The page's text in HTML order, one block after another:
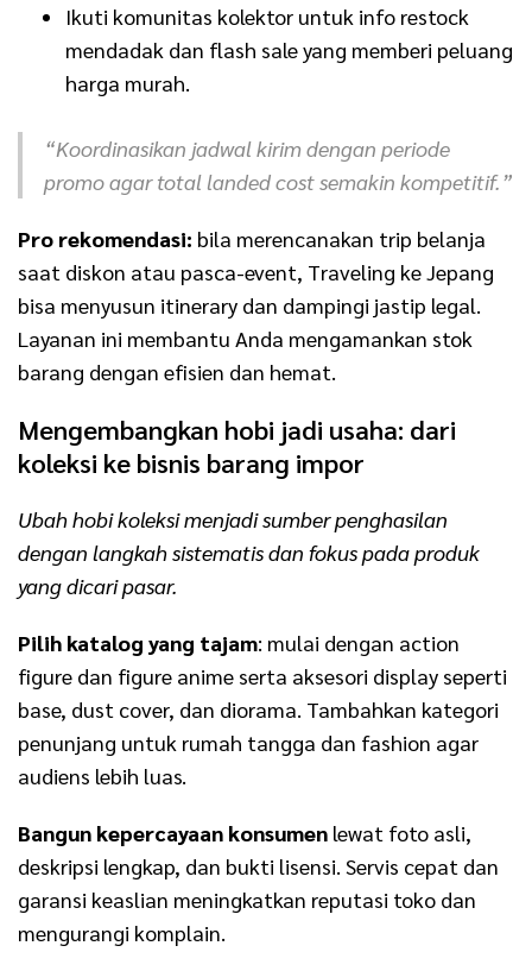
Ikuti komunitas kolektor untuk info restock
mendadak dan flash sale yang memberi peluang
harga murah.
“Koordinasikan jadwal kirim dengan periode
promo agar total landed cost semakin kompetitif.”
Pro rekomendasi: bila merencanakan trip belanja
saat diskon atau pasca-event, Traveling ke Jepang
bisa menyusun itinerary dan dampingi jastip legal.
Layanan ini membantu Anda mengamankan stok
barang dengan efisien dan hemat.
Mengembangkan hobi jadi usaha: dari
koleksi ke bisnis barang impor
Ubah hobi koleksi menjadi sumber penghasilan
dengan langkah sistematis dan fokus pada produk
yang dicari pasar.
Pilih katalog yang tajam: mulai dengan action
figure dan figure anime serta aksesori display seperti
base, dust cover, dan diorama. Tambahkan kategori
penunjang untuk rumah tangga dan fashion agar
audiens lebih luas.
Bangun kepercayaan konsumen lewat foto asli,
deskripsi lengkap, dan bukti lisensi. Servis cepat dan
garansi keaslian meningkatkan reputasi toko dan
mengurangi komplain.